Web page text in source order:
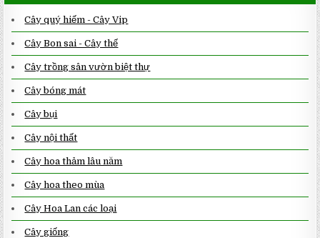
Cây quý hiếm - Cây Vip
Cây Bon sai - Cây thế
Cây trồng sân vườn biệt thự
Cây bóng mát
Cây bụi
Cây nội thất
Cây hoa thảm lâu năm
Cây hoa theo mùa
Cây Hoa Lan các loại
Cây giống